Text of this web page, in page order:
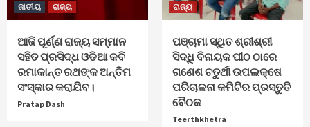
ଜାତୀୟ ରାଜ୍ୟ
ଆଜି ପୂର୍ଣ୍ଣ ରାଜ୍ୟ ସମ୍ମାନ
ସହିତ ପ୍ରସିଦ୍ଧ ଓଡିଆ କବି
ରମାକାନ୍ତ ରଥଙ୍କ ଅନ୍ତିମ
ସଂସ୍କାର କରାଯିବ।
Pratap Dash
ରାଜ୍ୟ
ପଞ୍ଚାମା ସ୍ଥିତ ଶ୍ରୀଶ୍ରୀ
ସିଦ୍ଧି ବିନାୟକ ପୀଠ ଠାରେ
ଗଣେଶ ଚତୁର୍ଥୀ ଉପଲକ୍ଷେ
ପରିଚାଳନା କମିଟିର ପ୍ରସ୍ତୁତି
ବୈଠକ
Teerthkhetra